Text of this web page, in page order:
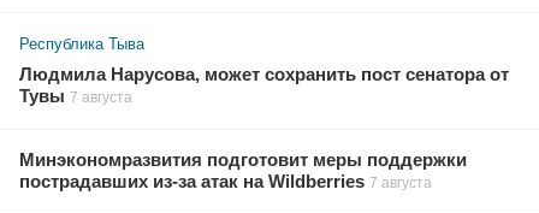
Республика Тыва
Людмила Нарусова, может сохранить пост сенатора от
Тувы 7 августа
Минэкономразвития подготовит меры поддержки
пострадавших из-за атак на Wildberries 7 августа